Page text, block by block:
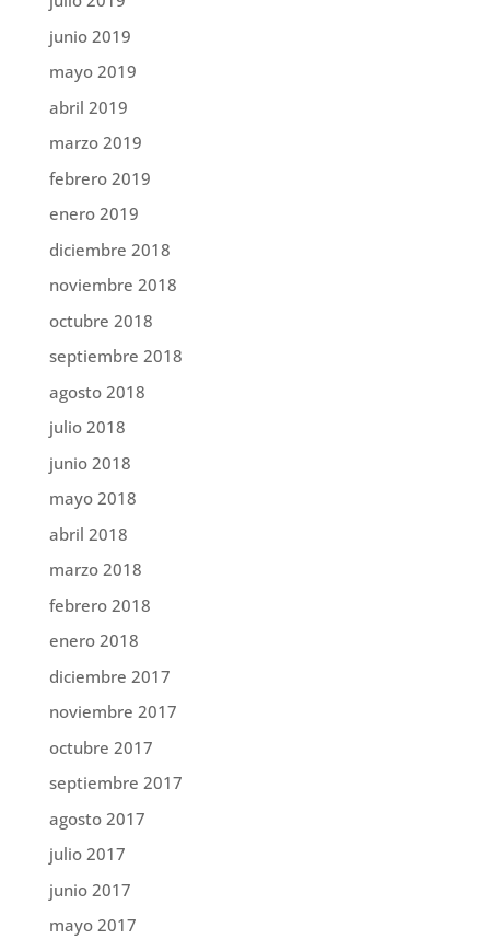
junio 2019
mayo 2019
abril 2019
marzo 2019
febrero 2019
enero 2019
diciembre 2018
noviembre 2018
octubre 2018
septiembre 2018
agosto 2018
julio 2018
junio 2018
mayo 2018
abril 2018
marzo 2018
febrero 2018
enero 2018
diciembre 2017
noviembre 2017
octubre 2017
septiembre 2017
agosto 2017
julio 2017
junio 2017
mayo 2017